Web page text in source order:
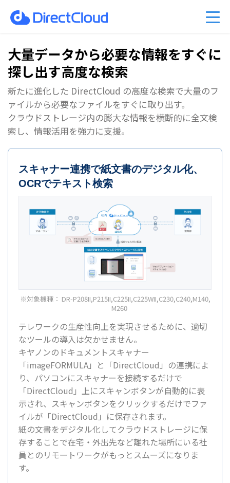
のクラウド移行 ファイル共有・コラボレーション
DirectCloud ストレージ階層化
Business 料金プラン DirectCloud AIの料金プラン
の料金プラン 導入をご検討の方へ
ント情報
あるご質問
大量データから必要な情報をすぐに
探し出す高度な検索
新たに進化した DirectCloud の高度な検索で大量のフ
ァイルから必要なファイルをすぐに取り出す。
クラウドストレージ内の膨大な情報を横断的に全文検
索し、情報活用を強力に支援。
スキャナー連携で紙文書のデジタル化、
OCRでテキスト検索
※対象機種： DR-P208II,P215II,C225II,C225WII,C230,C240,M140,
M260
テレワークの生産性向上を実現させるために、適切
なツールの導入は欠かせません。
キヤノンのドキュメントスキャナー
「imageFORMULA」と「DirectCloud」の連携によ
り、パソコンにスキャナーを接続するだけで
「DirectCloud」上にスキャンボタンが自動的に表
示され、スキャンボタンをクリックするだけでファ
イルが「DirectCloud」に保存されます。
紙の文書をデジタル化してクラウドストレージに保
存することで在宅・外出先など離れた場所にいる社
員とのリモートワークがもっとスムーズになりま
す。